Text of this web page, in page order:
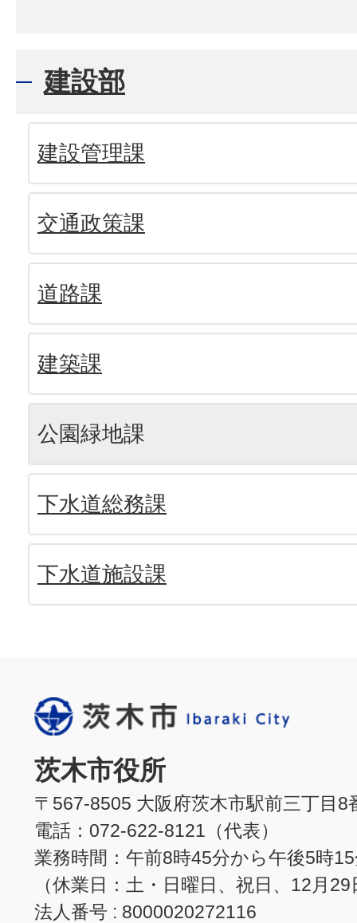
建設部
建設管理課
交通政策課
道路課
建築課
公園緑地課
下水道総務課
下水道施設課
茨木市役所
〒567-8505 大阪府茨木市駅前三丁目8
電話：072-622-8121（代表）
業務時間：午前8時45分から午後5時
（休業日：土・日曜日、祝日、12月
法人番号 : 8000020272116